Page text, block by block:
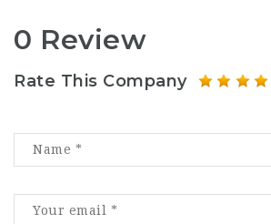
0 Review
Rate This Company